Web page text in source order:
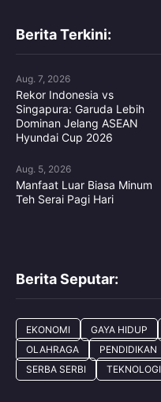
Berita Terkini:
Aug. 7, 2026
Rekor Indonesia vs
Singapura: Garuda Lebih
Dominan Jelang ASEAN
Hyundai Cup 2026
Aug. 5, 2026
Manfaat Luar Biasa Minum
Teh Serai Pagi Hari
Berita Seputar:
EKONOMI GAYA HIDUP
OLAHRAGA
PENDIDIKAN
SERBA SERBI
TEKNOLOGI